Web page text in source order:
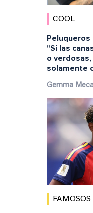
COOL
Peluqueros
"Si las
o
solamente
Gemma Meca
FAMOSOS